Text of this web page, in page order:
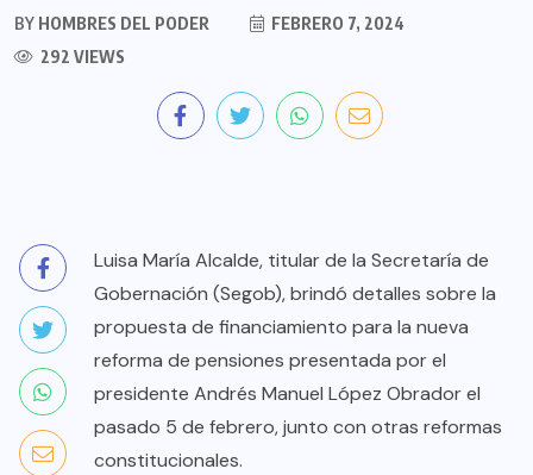
BY HOMBRES DEL PODER
FEBRERO 7, 2024
292 VIEWS
Luisa María Alcalde, titular de la Secretaría de
Gobernación (Segob), brindó detalles sobre la
propuesta de financiamiento para la nueva
reforma de pensiones presentada por el
presidente Andrés Manuel López Obrador el
pasado 5 de febrero, junto con otras reformas
constitucionales.